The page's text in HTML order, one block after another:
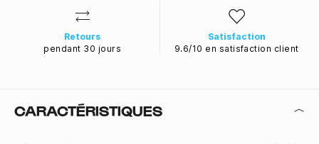
Retours
pendant 30 jours
Satisfaction
9.6/10 en satisfaction client
CARACTÉRISTIQUES